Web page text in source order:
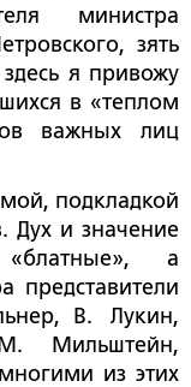
министра
зять
я привожу
в «теплом
важных лиц
подкладкой
Дух и значение
а
представители
В. Лукин,
Мильштейн,
из этих